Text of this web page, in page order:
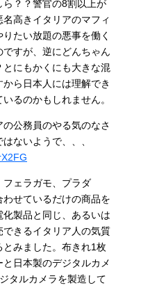
ら？？警官の8割以上が
高きイタリアのマフィ
たい放題の悪事を働く
すが、逆にどんちゃん
にもかくにも大きな混
ら日本人には理解でき
るのかもしれません。
公務員のやる気のなさ
ないようで、、、
フェラガモ、プラダ
せているだけの商品を
製品と同じ、あるいは
きるイタリア人の気質
みました。布きれ1枚
日本製のデジタルカメ
タルカメラを製造して